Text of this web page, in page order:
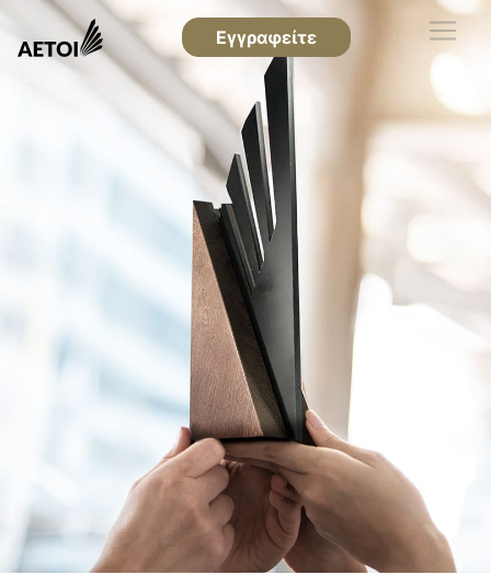
Εγγραφείτε